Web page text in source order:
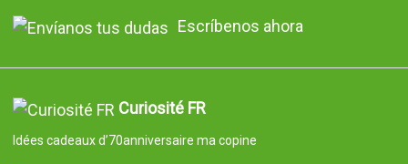
Escríbenos ahora
Curiosité FR
Idées cadeaux d’70anniversaire ma copine